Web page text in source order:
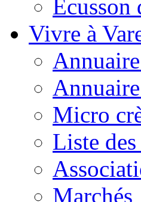
Ecusson
Vivre à
Micro
Liste
Marchés